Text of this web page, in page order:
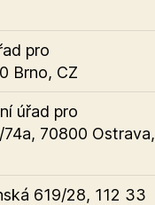
pro
Brno, CZ
úřad pro
70800 Ostrava,
619/28, 112 33